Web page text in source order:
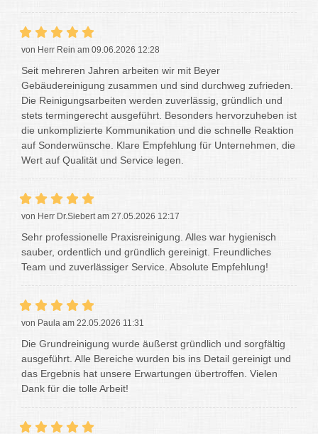
von Herr Rein am 09.06.2026 12:28
Seit mehreren Jahren arbeiten wir mit Beyer
Gebäudereinigung zusammen und sind durchweg zufrieden.
Die Reinigungsarbeiten werden zuverlässig, gründlich und
stets termingerecht ausgeführt. Besonders hervorzuheben ist
die unkomplizierte Kommunikation und die schnelle Reaktion
auf Sonderwünsche. Klare Empfehlung für Unternehmen, die
Wert auf Qualität und Service legen.
von Herr Dr.Siebert am 27.05.2026 12:17
Sehr professionelle Praxisreinigung. Alles war hygienisch
sauber, ordentlich und gründlich gereinigt. Freundliches
Team und zuverlässiger Service. Absolute Empfehlung!
von Paula am 22.05.2026 11:31
Die Grundreinigung wurde äußerst gründlich und sorgfältig
ausgeführt. Alle Bereiche wurden bis ins Detail gereinigt und
das Ergebnis hat unsere Erwartungen übertroffen. Vielen
Dank für die tolle Arbeit!